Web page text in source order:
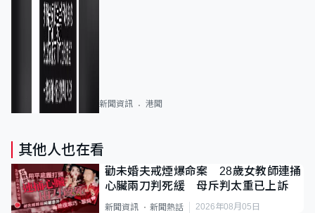
新聞資訊 港聞
其他人也在看
勸未婚夫戒煙爆命案 28歲女教師連捅
心臟兩刀判死緩 母斥判太重已上訴
新聞資訊 新聞熱話 2026年08月05日